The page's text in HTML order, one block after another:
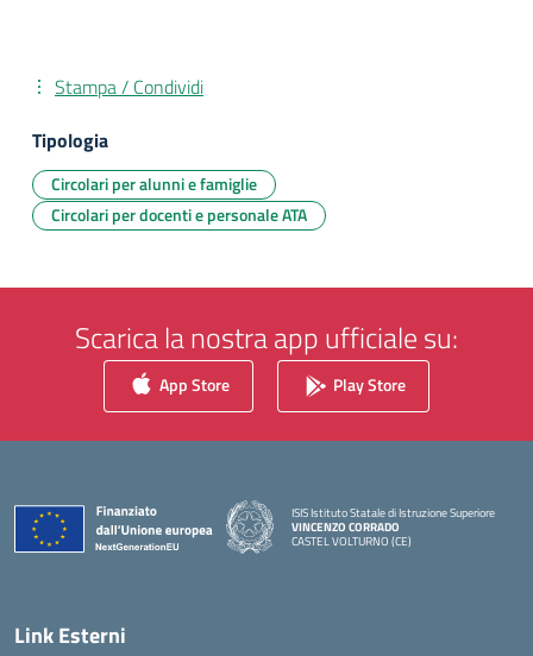
Stampa / Condividi
Tipologia
Circolari per alunni e famiglie
Circolari per docenti e personale ATA
Scarica la nostra app ufficiale su:
App Store Play Store
ISIS Istituto Statale di Istruzione Superiore
VINCENZO CORRADO
CASTEL VOLTURNO (CE)
Link Esterni